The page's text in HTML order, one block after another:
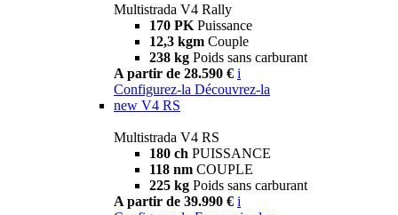
Multistrada V4 Rally
170 PK Puissance
12,3 kgm Couple
238 kg Poids sans carburant
A partir de 28.590 € i
Configurez-la Découvrez-la
new V4 RS
Multistrada V4 RS
180 ch PUISSANCE
118 nm COUPLE
225 kg Poids sans carburant
A partir de 39.990 € i